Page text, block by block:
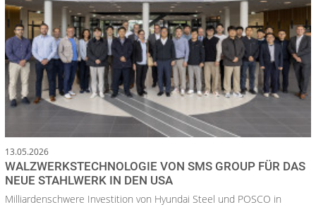
13.05.2026
WALZWERKSTECHNOLOGIE VON SMS GROUP FÜR DAS
NEUE STAHLWERK IN DEN USA
Milliardenschwere Investition von Hyundai Steel und POSCO in